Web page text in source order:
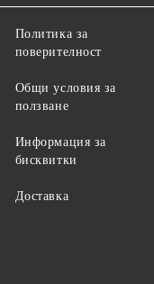
Политика за
поверителност
Общи условия за
ползване
Информация за
бисквитки
Доставка